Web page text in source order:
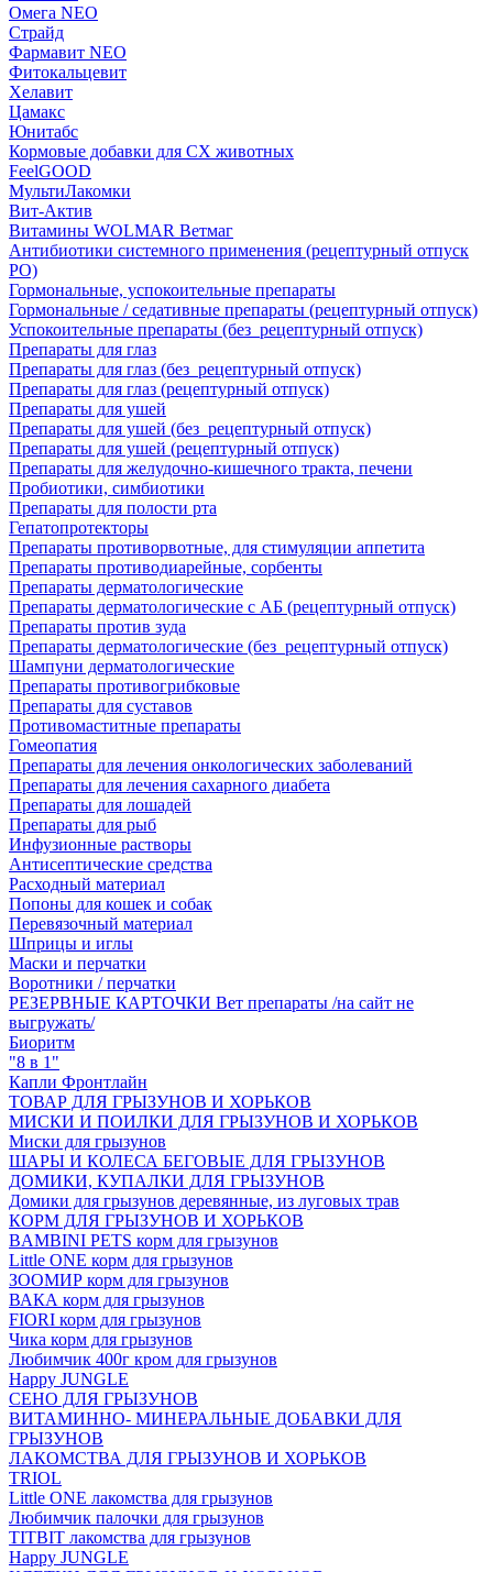
Омега NEO
Страйд
Фармавит NEO
Фитокальцевит
Хелавит
Цамакс
Юнитабс
Кормовые добавки для СХ животных
FeelGOOD
МультиЛакомки
Вит-Актив
Витамины WOLMAR Ветмаг
Антибиотики системного применения (рецептурный отпуск
РО)
Гормональные, успокоительные препараты
Гормональные / седативные препараты (рецептурный отпуск)
Успокоительные препараты (без_рецептурный отпуск)
Препараты для глаз
Препараты для глаз (без_рецептурный отпуск)
Препараты для глаз (рецептурный отпуск)
Препараты для ушей
Препараты для ушей (без_рецептурный отпуск)
Препараты для ушей (рецептурный отпуск)
Препараты для желудочно-кишечного тракта, печени
Пробиотики, симбиотики
Препараты для полости рта
Гепатопротекторы
Препараты противорвотные, для стимуляции аппетита
Препараты противодиарейные, сорбенты
Препараты дерматологические
Препараты дерматологические с АБ (рецептурный отпуск)
Препараты против зуда
Препараты дерматологические (без_рецептурный отпуск)
Шампуни дерматологические
Препараты противогрибковые
Препараты для суставов
Противомаститные препараты
Гомеопатия
Препараты для лечения онкологических заболеваний
Препараты для лечения сахарного диабета
Препараты для лошадей
Препараты для рыб
Инфузионные растворы
Антисептические средства
Расходный материал
Попоны для кошек и собак
Перевязочный материал
Шприцы и иглы
Маски и перчатки
Воротники / перчатки
РЕЗЕРВНЫЕ КАРТОЧКИ Вет препараты /на сайт не
выгружать/
Биоритм
"8 в 1"
Капли Фронтлайн
ТОВАР ДЛЯ ГРЫЗУНОВ И ХОРЬКОВ
МИСКИ И ПОИЛКИ ДЛЯ ГРЫЗУНОВ И ХОРЬКОВ
Миски для грызунов
ШАРЫ И КОЛЕСА БЕГОВЫЕ ДЛЯ ГРЫЗУНОВ
ДОМИКИ, КУПАЛКИ ДЛЯ ГРЫЗУНОВ
Домики для грызунов деревянные, из луговых трав
КОРМ ДЛЯ ГРЫЗУНОВ И ХОРЬКОВ
BAMBINI PETS корм для грызунов
Little ONE корм для грызунов
ЗООМИР корм для грызунов
ВАКА корм для грызунов
FIORI корм для грызунов
Чика корм для грызунов
Любимчик 400г кром для грызунов
Happy JUNGLE
СЕНО ДЛЯ ГРЫЗУНОВ
ВИТАМИННО- МИНЕРАЛЬНЫЕ ДОБАВКИ ДЛЯ
ГРЫЗУНОВ
ЛАКОМСТВА ДЛЯ ГРЫЗУНОВ И ХОРЬКОВ
TRIOL
Little ONE лакомства для грызунов
Любимчик палочки для грызунов
TITBIT лакомства для грызунов
Happy JUNGLE